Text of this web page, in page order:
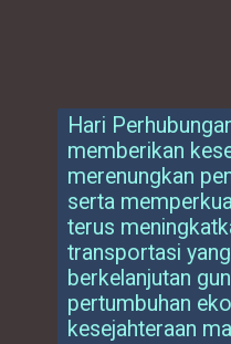
Hari
memberikan
merenungkan
serta
terus
transportasi
berkelanjutan
pertumbuhan
kesejahteraan